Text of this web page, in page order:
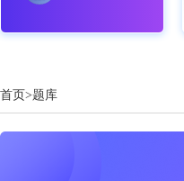
首页>题库